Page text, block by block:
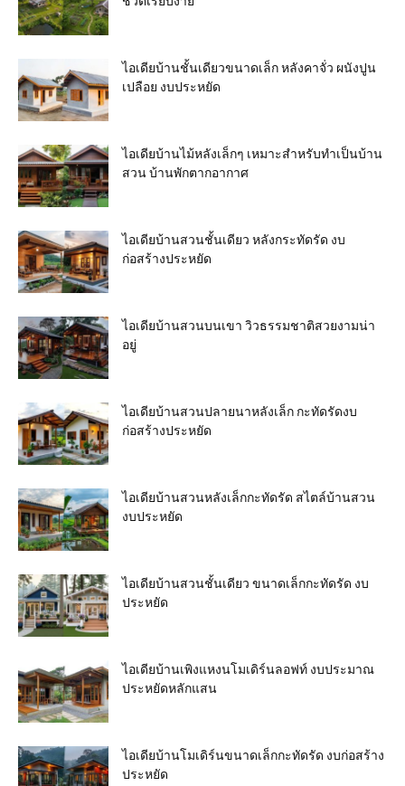
ไอเดียบ้านชั้นเดียวขนาดเล็ก หลังคาจั่ว ผนังปูน
เปลือย งบประหยัด
ไอเดียบ้านไม้หลังเล็กๆ เหมาะสำหรับทำเป็นบ้าน
สวน บ้านพักตากอากาศ
ไอเดียบ้านสวนชั้นเดียว หลังกระทัดรัด งบ
ก่อสร้างประหยัด
ไอเดียบ้านสวนบนเขา วิวธรรมชาติสวยงามน่า
อยู่
ไอเดียบ้านสวนปลายนาหลังเล็ก กะทัดรัดงบ
ก่อสร้างประหยัด
ไอเดียบ้านสวนหลังเล็กกะทัดรัด สไตล์บ้านสวน
งบประหยัด
ไอเดียบ้านสวนชั้นเดียว ขนาดเล็กกะทัดรัด งบ
ประหยัด
ไอเดียบ้านเพิงแหงนโมเดิร์นลอฟท์ งบประมาณ
ประหยัดหลักแสน
ไอเดียบ้านโมเดิร์นขนาดเล็กกะทัดรัด งบก่อสร้าง
ประหยัด